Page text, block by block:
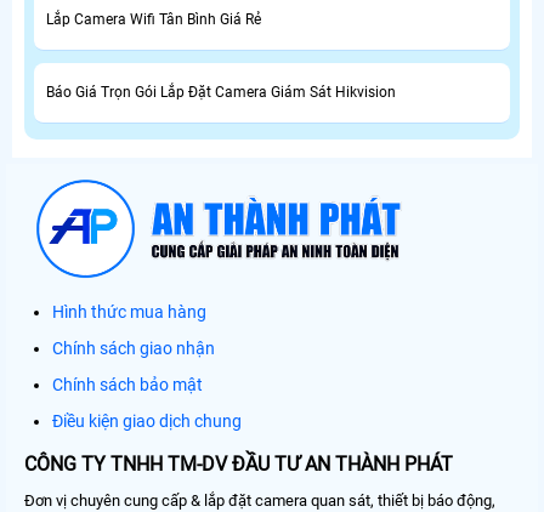
Lắp Camera Wifi Tân Bình Giá Rẻ
Báo Giá Trọn Gói Lắp Đặt Camera Giám Sát Hikvision
Hình thức mua hàng
Chính sách giao nhận
Chính sách bảo mật
Điều kiện giao dịch chung
CÔNG TY TNHH TM-DV ĐẦU TƯ AN THÀNH PHÁT
Đơn vị chuyên cung cấp & lắp đặt camera quan sát, thiết bị báo động,